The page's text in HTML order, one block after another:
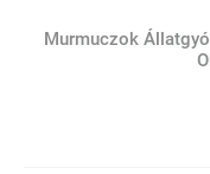
Murmuczok